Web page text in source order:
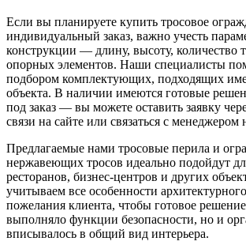
Если вы планируете купить тросовое
индивидуальный заказ, важно учесть
конструкции — длину, высоту, количество
опорных элементов. Наши специалисты
подбором комплектующих, подходящих
объекта. В наличии имеются готовые
под заказ — вы можете оставить заявку
связи на сайте или связаться с
Предлагаемые нами тросовые перила и
нержавеющих тросов идеально подойдут
ресторанов, бизнес-центров и других
учитываем все особенности
пожелания клиента, чтобы готовое
выполняло функции безопасности, но и
вписывалось в общий вид интерьера.